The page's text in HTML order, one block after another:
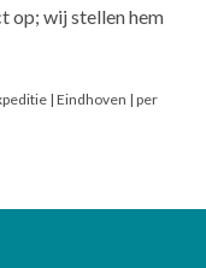
op; wij stellen hem
| Eindhoven | per